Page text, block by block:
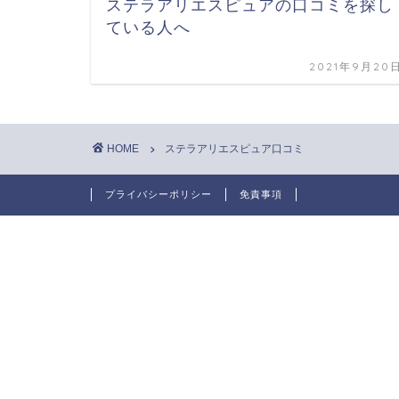
ステラアリエスピュアの口コミを探し
ている人へ
2021年9月20
HOME ステラアリエスピュア口コミ
プライバシーポリシー 免責事項